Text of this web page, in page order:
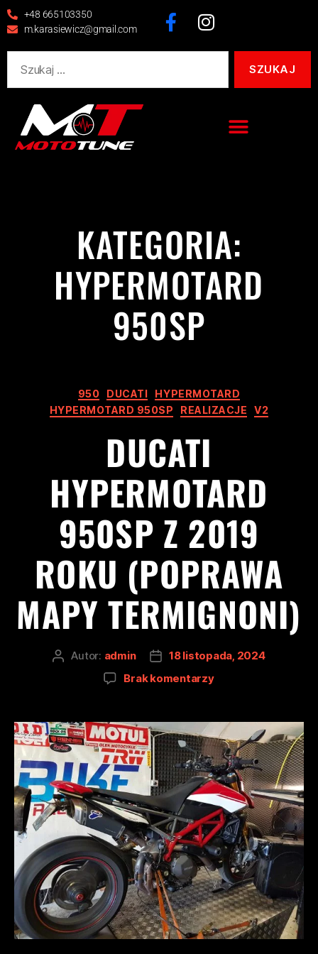
+48 665103350
m.karasiewicz@gmail.com
KATEGORIA:
HYPERMOTARD
950SP
950 DUCATI
HYPERMOTARD
HYPERMOTARD 950SP
REALIZACJE V2
DUCATI
HYPERMOTARD
950SP Z 2019
ROKU (POPRAWA
MAPY TERMIGNONI)
Autor: admin
18 listopada, 2024
Brak komentarzy